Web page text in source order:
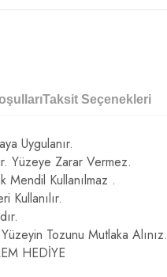
Taksit Seçenekleri
Uygulanır.
Yüzeye Zarar Vermez.
Mendil Kullanılmaz .
Kullanılır.
Tozunu Mutlaka Alınız.
HEDİYE